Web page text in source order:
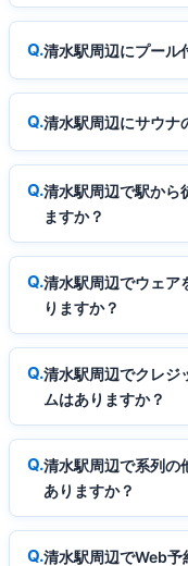
清水駅周辺にプール
清水駅周辺にサウナ
清水駅周辺で駅から
ますか？
清水駅周辺でウェア
りますか？
清水駅周辺でクレジ
ムはありますか？
清水駅周辺で系列の
ありますか？
清水駅周辺でWeb予